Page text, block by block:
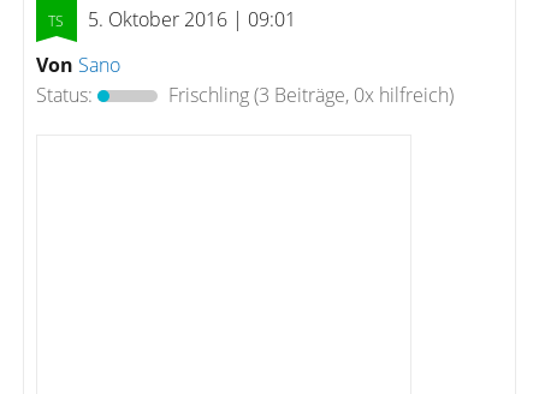
5. Oktober 2016 | 09:01
Von Sano
Status:
Frischling(3 Beiträge, 0x hilfreich)